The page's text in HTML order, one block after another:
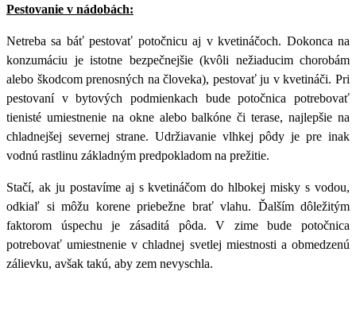
Pestovanie v nádobách:
Netreba sa báť pestovať potočnicu aj v kvetináčoch. Dokonca na
konzumáciu je istotne bezpečnejšie (kvôli nežiaducim chorobám
alebo škodcom prenosných na človeka), pestovať ju v kvetináči. Pri
pestovaní v bytových podmienkach bude potočnica potrebovať
tienisté umiestnenie na okne alebo balkóne či terase, najlepšie na
chladnejšej severnej strane. Udržiavanie vlhkej pôdy je pre inak
vodnú rastlinu základným predpokladom na prežitie.
Stačí, ak ju postavíme aj s kvetináčom do hlbokej misky s vodou,
odkiaľ si môžu korene priebežne brať vlahu. Ďalším dôležitým
faktorom úspechu je zásaditá pôda. V zime bude potočnica
potrebovať umiestnenie v chladnej svetlej miestnosti a obmedzenú
zálievku, avšak takú, aby zem nevyschla.